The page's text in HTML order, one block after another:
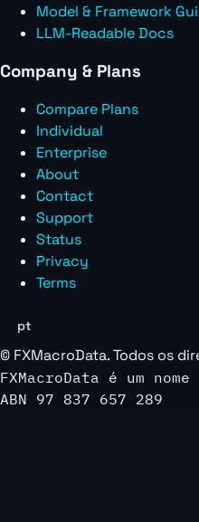
Model & Framework
LLM-Readable Docs
Company & Plans
Compare Plans
Individual
Enterprise
About
Contact
Support
Status
Privacy
Terms
pt
© FXMacroData. Todos os
FXMacroData é um
ABN 97 837 657 289